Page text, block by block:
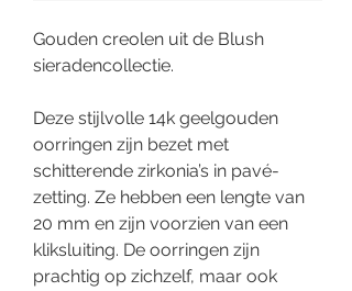
Gouden creolen uit de Blush
sieradencollectie.
Deze stijlvolle 14k geelgouden
oorringen zijn bezet met
schitterende zirkonia’s in pavé-
zetting. Ze hebben een lengte van
20 mm en zijn voorzien van een
kliksluiting. De oorringen zijn
prachtig op zichzelf, maar ook